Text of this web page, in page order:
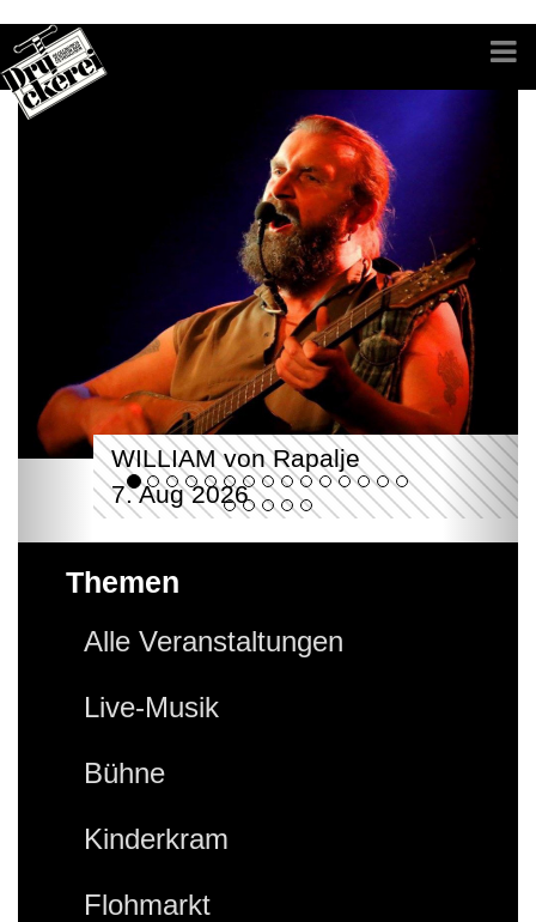
WILLIAM von Rapalje
7. Aug 2026
Themen
Alle Veranstaltungen
Live-Musik
Bühne
Kinderkram
Flohmarkt